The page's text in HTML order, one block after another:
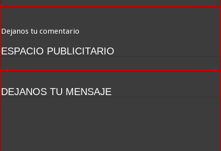
Dejanos tu comentario
ESPACIO PUBLICITARIO
DEJANOS TU MENSAJE